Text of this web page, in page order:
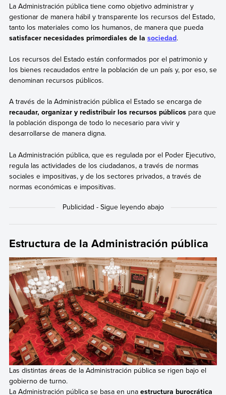
La Administración pública tiene como objetivo administrar y
gestionar de manera hábil y transparente los recursos del Estado,
tanto los materiales como los humanos, de manera que pueda
satisfacer necesidades primordiales de la sociedad.
Los recursos del Estado están conformados por el patrimonio y
los bienes recaudados entre la población de un país y, por eso, se
denominan recursos públicos.
A través de la Administración pública el Estado se encarga de
recaudar, organizar y redistribuir los recursos públicospara que
la población disponga de todo lo necesario para vivir y
desarrollarse de manera digna.
La Administración pública, que es regulada por el Poder Ejecutivo,
regula las actividades de los ciudadanos, a través de normas
sociales e impositivas, y de los sectores privados, a través de
normas económicas e impositivas.
Estructura de la Administración pública
Las distintas áreas de la Administración pública se rigen bajo el
gobierno de turno.
La Administración pública se basa en una estructura burocrática